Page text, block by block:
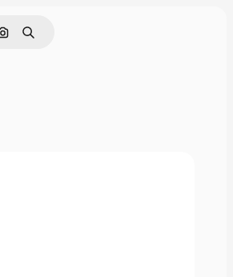
Buscar por imagen
Buscar